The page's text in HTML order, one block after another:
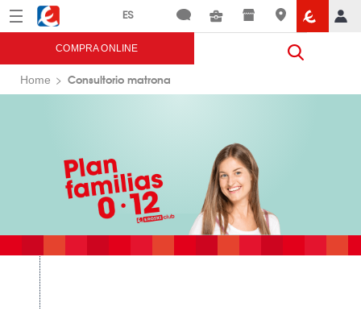
Menú Eroski
COMPRA ONLINE
Home Consultorio matrona